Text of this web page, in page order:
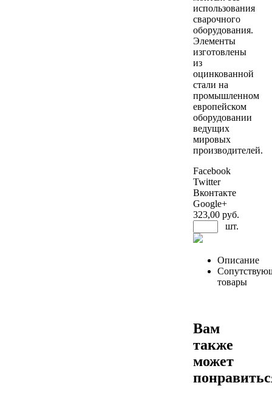
использования
сварочного
оборудования.
Элементы
изготовлены
из
оцинкованной
стали на
промышленном
европейском
оборудовании
ведущих
мировых
производителей.
Facebook
Twitter
Вконтакте
Google+
323,00 руб.
шт.
Описание
товары
Вам
также
может